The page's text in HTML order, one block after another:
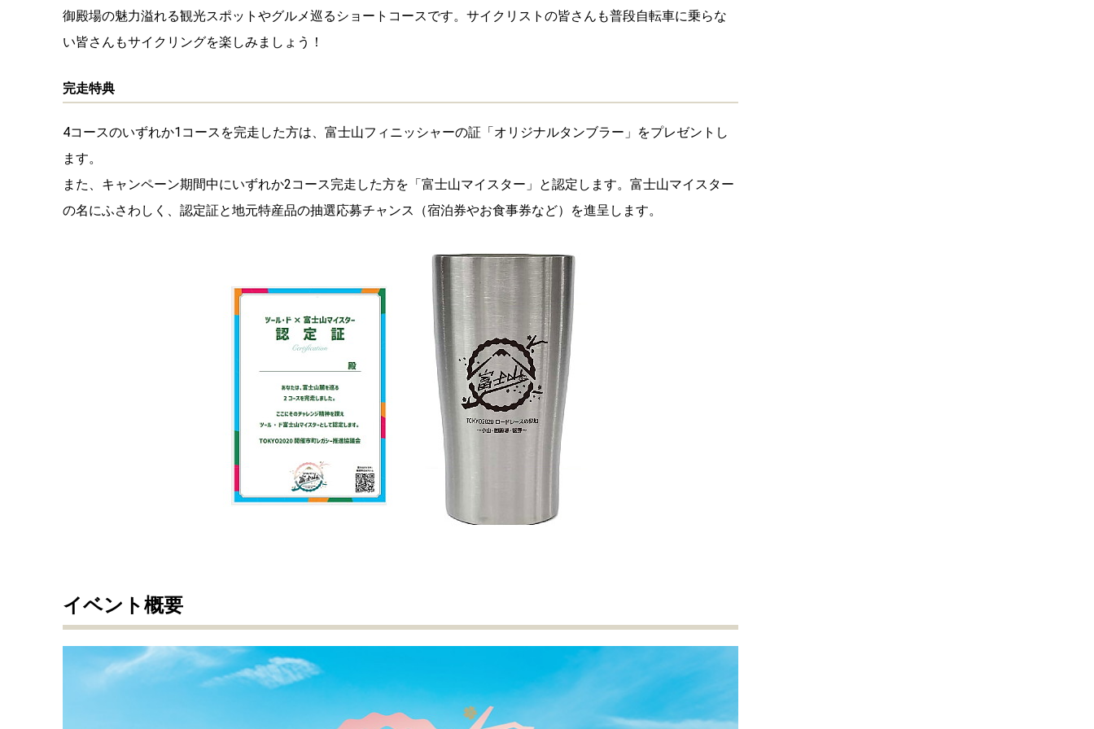
御殿場の魅力溢れる観光スポットやグルメ巡るショートコースです。サイクリストの皆さんも普段自転車に乗らな
い皆さんもサイクリングを楽しみましょう！
完走特典
4コースのいずれか1コースを完走した方は、富士山フィニッシャーの証「オリジナルタンブラー」をプレゼントし
ます。
また、キャンペーン期間中にいずれか2コース完走した方を「富士山マイスター」と認定します。富士山マイスター
の名にふさわしく、認定証と地元特産品の抽選応募チャンス（宿泊券やお食事券など）を進呈します。
イベント概要